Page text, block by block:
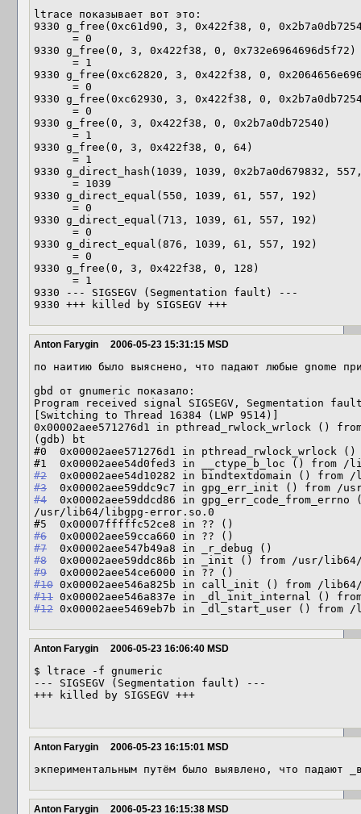
ltrace показывает вот это:
9330 g_free(0xc61d90, 3, 0x422f38,
9330 g_free(0, 3, 0x422f38, 0,
9330 g_free(0xc62820, 3, 0x422f38, 0,
9330 g_free(0xc62930, 3, 0x422f38,
9330 g_free(0, 3, 0x422f38, 0,
9330 g_free(0, 3,
9330 g_direct_hash(1039, 1039,
9330 g_direct_equal(550,
9330 g_direct_equal(713,
9330 g_direct_equal(876,
9330 g_free(0, 3,
9330 --- SIGSEGV (Segmentation fault) ---
Anton Farygin 2006-05-23 15:31:15 MSD
по наитию было выяснено, что падают любые gnome
gbd от gnumeric показало:
Program received signal SIGSEGV, Segmentation
[Switching to Thread 16384 (LWP 9514)]
0x00002aee571276d1 in pthread_rwlock_wrlock ()
(gdb) bt
#0  0x00002aee571276d1 in
#2
#3
#4
0x00002aee59ddcd86 in gpg_err_code_from_errno
/usr/lib64/libgpg-error.so.0
#6
#7
#8
#9
#10
#11
#12
Anton Farygin 2006-05-23 16:06:40 MSD
$ ltrace -f gnumeric
--- SIGSEGV (Segmentation fault) ---
+++ killed by SIGSEGV +++
Anton Farygin 2006-05-23 16:15:01 MSD
экпериментальным путём было выявлено, что падают
Anton Farygin 2006-05-23 16:15:38 MSD